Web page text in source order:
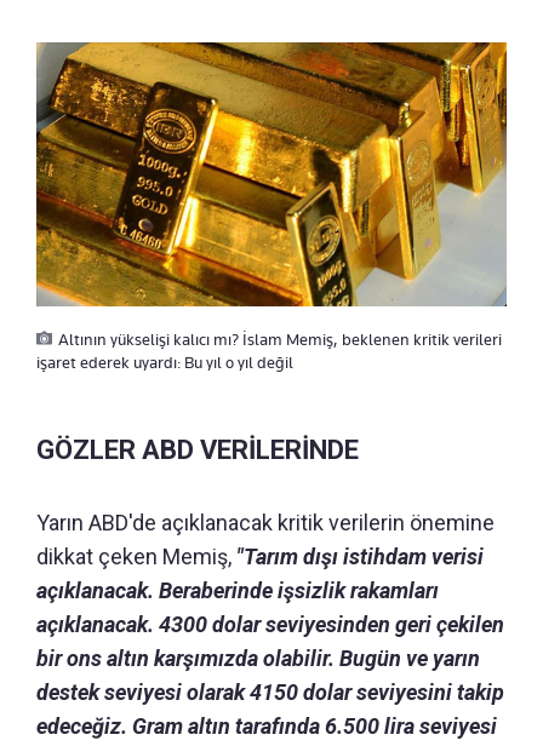
Altının yükselişi kalıcı mı? İslam Memiş, beklenen kritik verileri
işaret ederek uyardı: Bu yıl o yıl değil
GÖZLER ABD VERİLERİNDE
Yarın ABD'de açıklanacak kritik verilerin önemine
dikkat çeken Memiş, "Tarım dışı istihdam verisi
açıklanacak. Beraberinde işsizlik rakamları
açıklanacak. 4300 dolar seviyesinden geri çekilen
bir ons altın karşımızda olabilir. Bugün ve yarın
destek seviyesi olarak 4150 dolar seviyesini takip
edeceğiz. Gram altın tarafında 6.500 lira seviyesi